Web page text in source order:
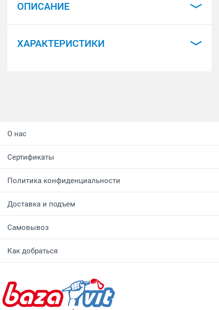
ОПИСАНИЕ
ХАРАКТЕРИСТИКИ
О нас
Сертификаты
Политика конфиденциальности
Доставка и подъем
Самовывоз
Как добраться